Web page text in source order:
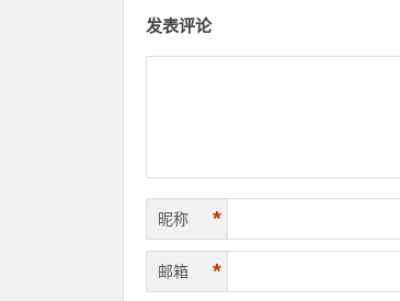
发表评论
昵称 *
邮箱 *